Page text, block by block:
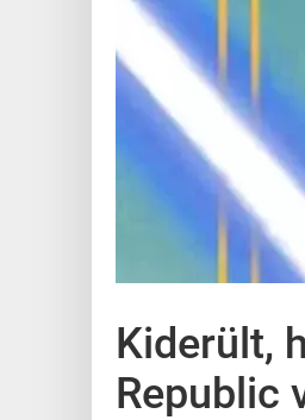
Kiderült,
Republic